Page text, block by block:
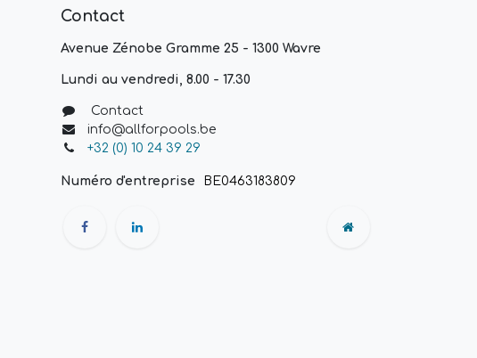
Contact
Avenue Zénobe Gramme 25 - 1300 Wavre
Lundi au vendredi, 8.00 - 17.30
Contact
info@allforpools.be
+32 (0) 10 24 39 29
Numéro d'entreprise BE0463183809